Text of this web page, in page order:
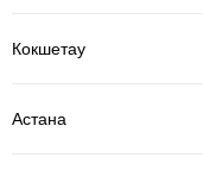
Кокшетау
Астана